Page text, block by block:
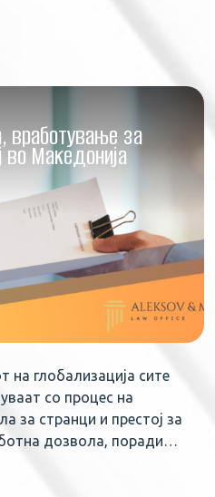
вработување за
во Македонија
на глобализација сите
со процес на
за странци и престој за
дозвола, поради…